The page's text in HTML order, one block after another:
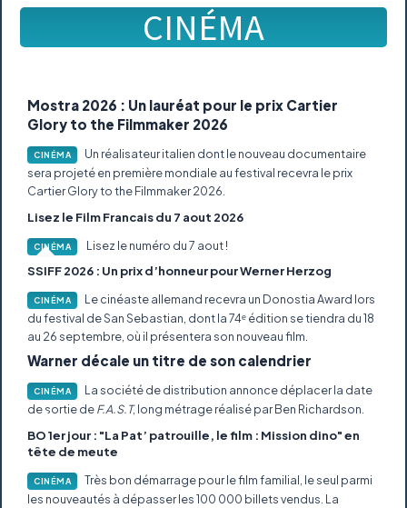
CINÉMA
Mostra 2026 : Un lauréat pour le prix Cartier
Glory to the Filmmaker 2026
CINÉMA
Un réalisateur italien dont le nouveau documentaire
sera projeté en première mondiale au festival recevra le prix
Cartier Glory to the Filmmaker 2026.
Lisez le Film Francais du 7 aout 2026
CINÉMA
Lisez le numéro du 7 aout !
SSIFF 2026 : Un prix d’honneur pour Werner Herzog
CINÉMA
Le cinéaste allemand recevra un Donostia Award lors
du festival de San Sebastian, dont la 74ᵉ édition se tiendra du 18
au 26 septembre, où il présentera son nouveau film.
Warner décale un titre de son calendrier
CINÉMA
La société de distribution annonce déplacer la date
de sortie deF.A.S.T, long métrage réalisé par Ben Richardson.
BO 1er jour : "La Pat’ patrouille, le film : Mission dino" en
tête de meute
CINÉMA
Très bon démarrage pour le film familial, le seul parmi
les nouveautés à dépasser les 100 000 billets vendus. La